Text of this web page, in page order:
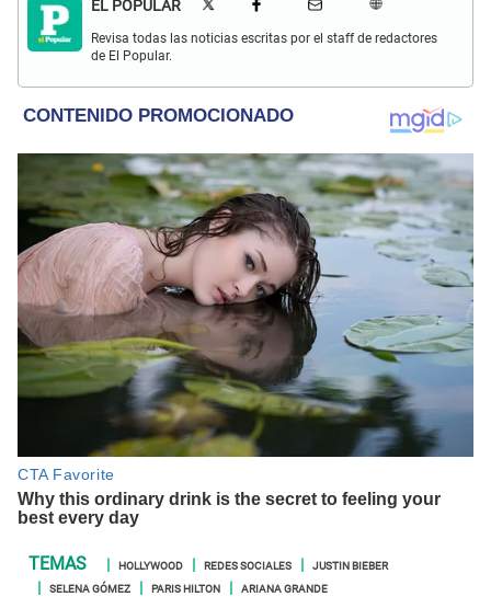
EL POPULAR
Revisa todas las noticias escritas por el staff de redactores
de El Popular.
HOLLYWOOD REDES SOCIALES
JUSTIN BIEBER
SELENA GÓMEZ
PARIS HILTON ARIANA GRANDE